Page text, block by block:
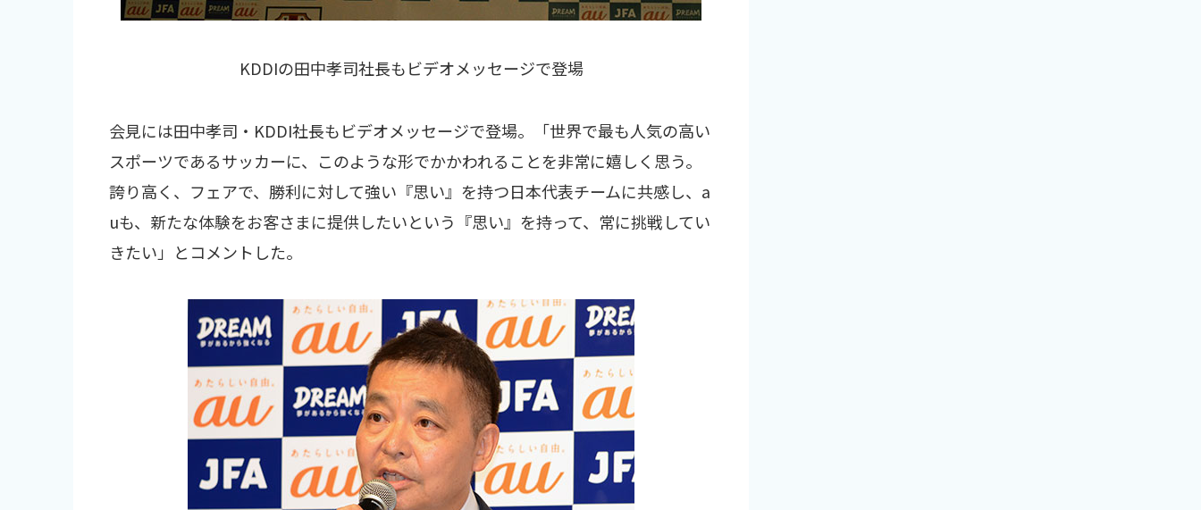
KDDIの田中孝司社長もビデオメッセージで登場
会見には田中孝司・KDDI社長もビデオメッセージで登場。「世界で最も人気の高い
スポーツであるサッカーに、このような形でかかわれることを非常に嬉しく思う。
誇り高く、フェアで、勝利に対して強い『思い』を持つ日本代表チームに共感し、a
uも、新たな体験をお客さまに提供したいという『思い』を持って、常に挑戦してい
きたい」とコメントした。